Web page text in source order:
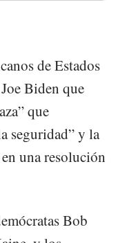
de Estados
Biden que
que
seguridad” y la
una resolución
Bob